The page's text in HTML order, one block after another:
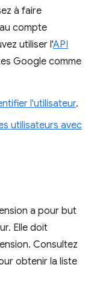
à faire
compte
utiliser l'API
Google comme
l'utilisateur.
utilisateurs avec
a pour but
Elle doit
Consultez
obtenir la liste